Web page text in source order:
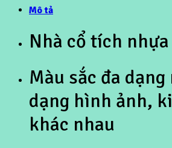
Mô tả
Nhà cổ tích
Màu sắc đa dạng
dạng hình ảnh,
khác nhau